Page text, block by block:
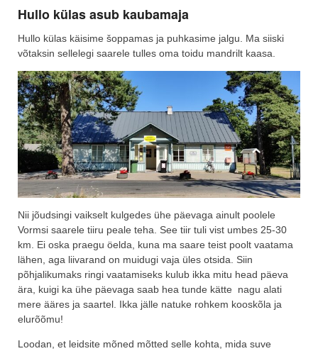
Hullo külas asub kaubamaja
Hullo külas käisime šoppamas ja puhkasime jalgu. Ma siiski
võtaksin sellelegi saarele tulles oma toidu mandrilt kaasa.
Nii jõudsingi vaikselt kulgedes ühe päevaga ainult poolele
Vormsi saarele tiiru peale teha. See tiir tuli vist umbes 25-30
km. Ei oska praegu öelda, kuna ma saare teist poolt vaatama
lähen, aga liivarand on muidugi vaja üles otsida. Siin
põhjalikumaks ringi vaatamiseks kulub ikka mitu head päeva
ära, kuigi ka ühe päevaga saab hea tunde kätte nagu alati
mere ääres ja saartel. Ikka jälle natuke rohkem kooskõla ja
elurõõmu!
Loodan, et leidsite mõned mõtted selle kohta, mida suve